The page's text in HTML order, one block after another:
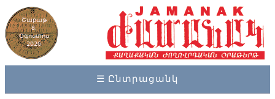
Շաբաթ
8,
Օգոստոս
2026
☰ Ընտրացանկ